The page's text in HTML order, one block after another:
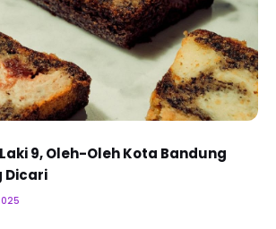
9, Oleh-Oleh Kota Bandung
Dicari